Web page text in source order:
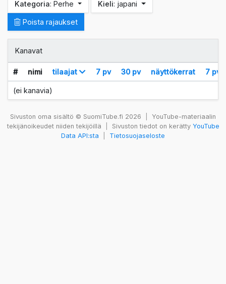
Kategoria: Perhe Kieli: japani
Poista rajaukset
Kanavat
# nimi tilaajat 7 pv 30 pv näyttökerrat 7 pv
(ei kanavia)
Sivuston oma sisältö © SuomiTube.fi 2026
YouTube-materiaalin
tekijänoikeudet niiden tekijöillä
Sivuston tiedot on kerätty YouTube
Data API:sta
Tietosuojaseloste